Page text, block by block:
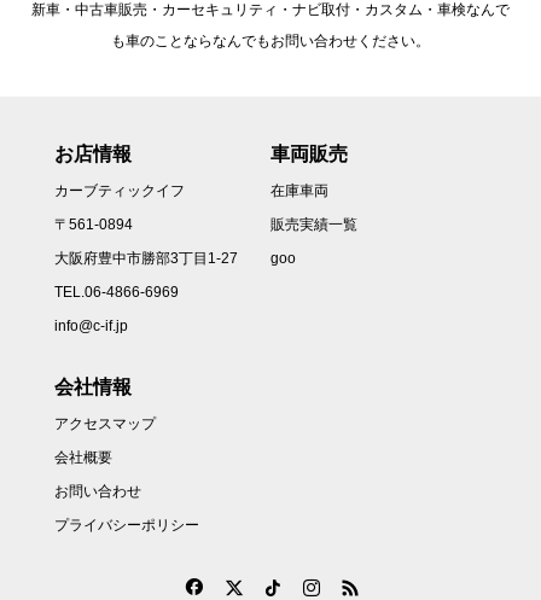
新車・中古車販売・カーセキュリティ・ナビ取付・カスタム・車検なんで
も車のことならなんでもお問い合わせください。
お店情報
カーブティックイフ
〒561-0894
大阪府豊中市勝部3丁目1-27
TEL.06-4866-6969
info@c-if.jp
車両販売
在庫車両
販売実績一覧
goo
会社情報
アクセスマップ
会社概要
お問い合わせ
プライバシーポリシー